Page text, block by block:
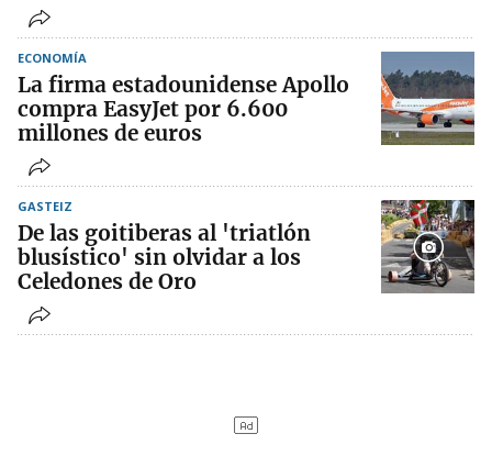
ECONOMÍA
La firma estadounidense Apollo
compra EasyJet por 6.600
millones de euros
GASTEIZ
De las goitiberas al 'triatlón
blusístico' sin olvidar a los
Celedones de Oro